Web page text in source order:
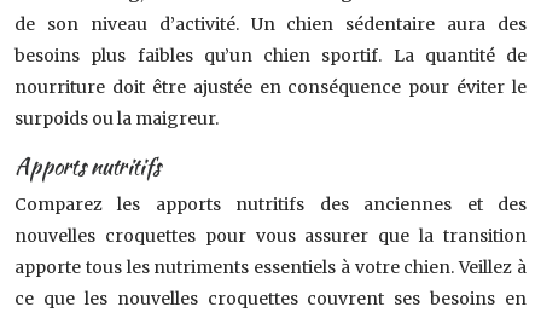
de son niveau d’activité. Un chien sédentaire aura des
besoins plus faibles qu’un chien sportif. La quantité de
nourriture doit être ajustée en conséquence pour éviter le
surpoids ou la maigreur.
Apports nutritifs
Comparez les apports nutritifs des anciennes et des
nouvelles croquettes pour vous assurer que la transition
apporte tous les nutriments essentiels à votre chien. Veillez à
ce que les nouvelles croquettes couvrent ses besoins en